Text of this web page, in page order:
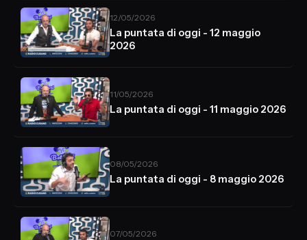
12/05/2026
La puntata di oggi - 12 maggio
2026
11/05/2026
La puntata di oggi - 11 maggio 2026
08/05/2026
La puntata di oggi - 8 maggio 2026
07/05/2026